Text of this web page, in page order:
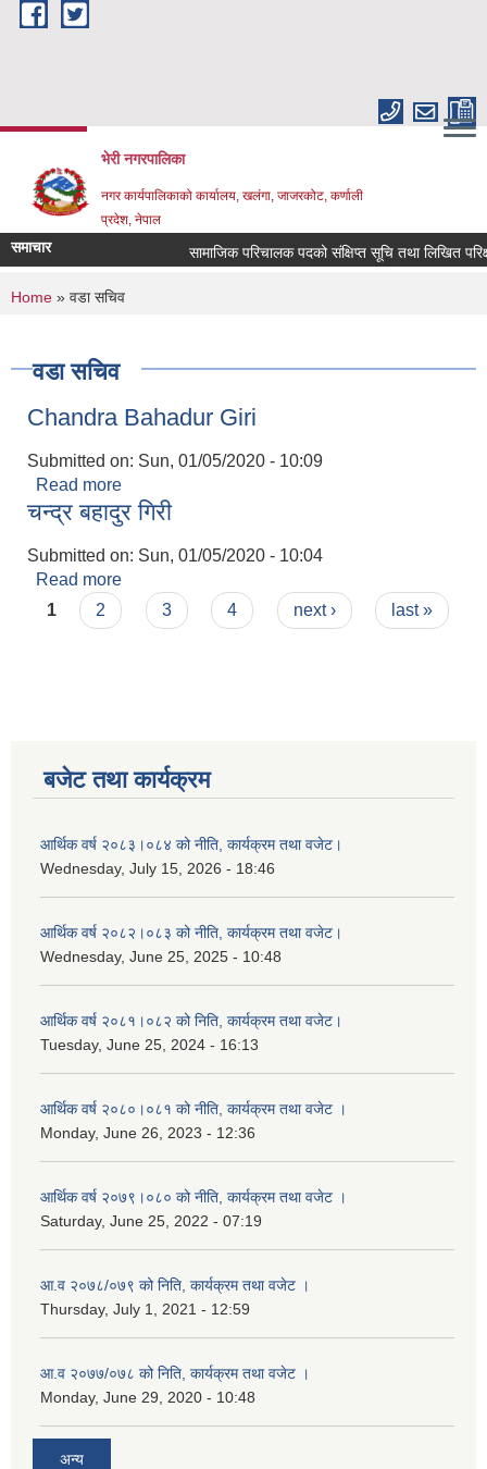
Skip to main content
भेरी नगरपालिका
नगर कार्यपालिकाको कार्यालय, खलंगा, जाजरकोट, कर्णाली
प्रदेश, नेपाल
समाचार सामाजिक परिचालक पदको संक्षिप्त सूचि तथा लिखित परिक्षा
You are here
Home » वडा सचिव
वडा सचिव
Chandra Bahadur Giri
Submitted on: Sun, 01/05/2020 - 10:09
Read more
चन्द्र बहादुर गिरी
Submitted on: Sun, 01/05/2020 - 10:04
Read more
Pages
1 2 3 4 next › last »
बजेट तथा कार्यक्रम
आर्थिक वर्ष २०८३।०८४ को नीति, कार्यक्रम तथा वजेट।
Wednesday, July 15, 2026 - 18:46
आर्थिक वर्ष २०८२।०८३ को नीति, कार्यक्रम तथा वजेट।
Wednesday, June 25, 2025 - 10:48
आर्थिक वर्ष २०८१।०८२ को निति, कार्यक्रम तथा वजेट।
Tuesday, June 25, 2024 - 16:13
आर्थिक वर्ष २०८०।०८१ को नीति, कार्यक्रम तथा वजेट ।
Monday, June 26, 2023 - 12:36
आर्थिक वर्ष २०७९।०८० को नीति, कार्यक्रम तथा वजेट ।
Saturday, June 25, 2022 - 07:19
आ.व २०७८/०७९ को निति, कार्यक्रम तथा वजेट ।
Thursday, July 1, 2021 - 12:59
आ.व २०७७/०७८ को निति, कार्यक्रम तथा वजेट ।
Monday, June 29, 2020 - 10:48
अन्य